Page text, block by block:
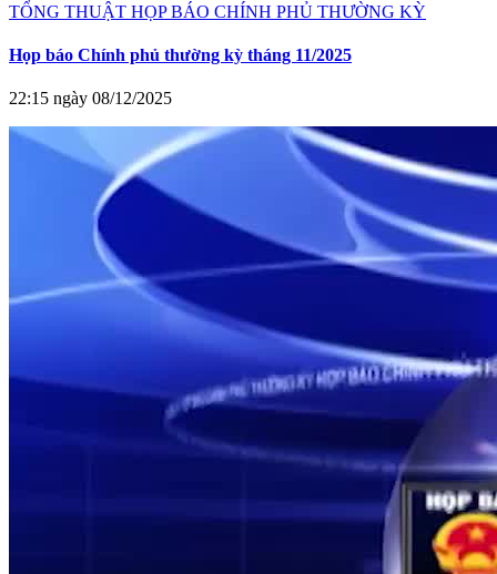
TỔNG THUẬT HỌP BÁO CHÍNH PHỦ THƯỜNG KỲ
Họp báo Chính phủ thường kỳ tháng 11/2025
22:15 ngày 08/12/2025